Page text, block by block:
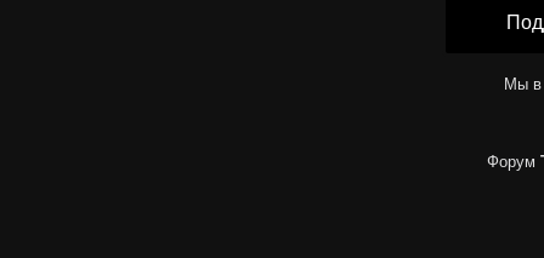
Мы в
Форум